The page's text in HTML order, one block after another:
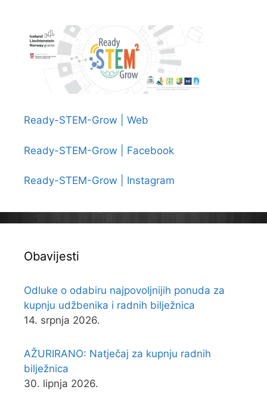
tjedan
Ready-STEM-Grow | Web
Ready-STEM-Grow | Facebook
Ready-STEM-Grow | Instagram
Obavijesti
Odluke o odabiru najpovoljnijih ponuda za
kupnju udžbenika i radnih bilježnica
14. srpnja 2026.
AŽURIRANO: Natječaj za kupnju radnih
bilježnica
30. lipnja 2026.